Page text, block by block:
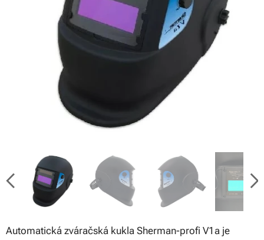
Automatická zváračská kukla Sherman-profi V1a je